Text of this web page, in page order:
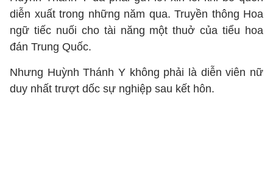
diễn xuất trong những năm qua. Truyền thông Hoa
ngữ tiếc nuối cho tài năng một thuở của tiểu hoa
đán Trung Quốc.
Nhưng Huỳnh Thánh Y không phải là diễn viên nữ
duy nhất trượt dốc sự nghiệp sau kết hôn.